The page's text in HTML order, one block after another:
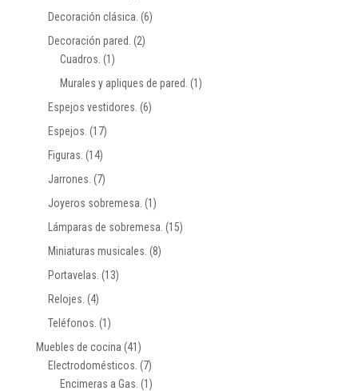
Decoración clásica. (6)
Decoración pared. (2)
Cuadros. (1)
Murales y apliques de pared. (1)
Espejos vestidores. (6)
Espejos. (17)
Figuras. (14)
Jarrones. (7)
Joyeros sobremesa. (1)
Lámparas de sobremesa. (15)
Miniaturas musicales. (8)
Portavelas. (13)
Relojes. (4)
Teléfonos. (1)
Muebles de cocina (41)
Electrodomésticos. (7)
Encimeras a Gas. (1)